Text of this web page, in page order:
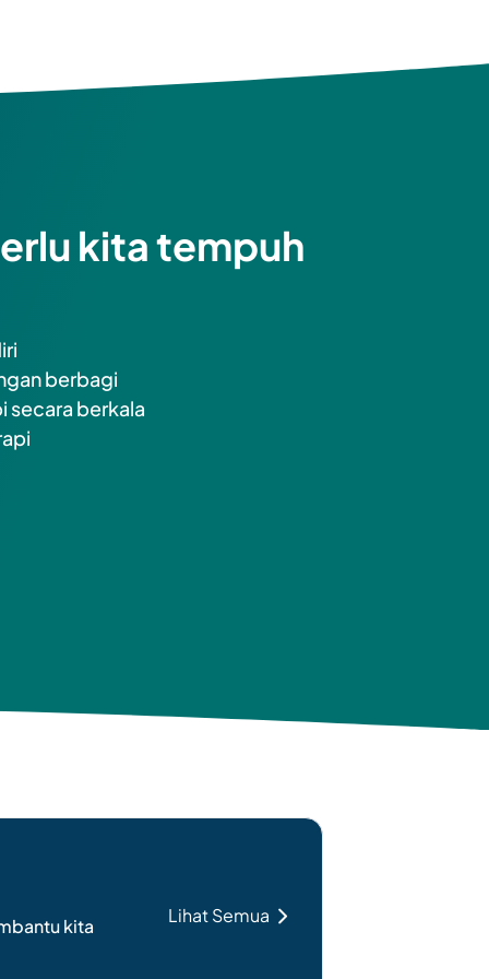
kita tempuh
berbagi
secara berkala
kita Lihat Semua